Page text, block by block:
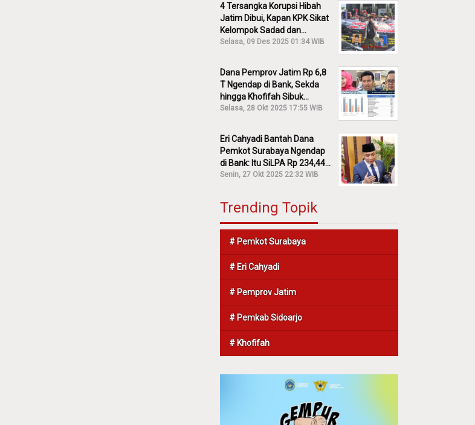
4 Tersangka Korupsi Hibah
Jatim Dibui, Kapan KPK Sikat
Kelompok Sadad dan
Iskandar?
Selasa, 09 Des 2025 01:34 WIB
Dana Pemprov Jatim Rp 6,8
T Ngendap di Bank, Sekda
hingga Khofifah Sibuk
Membantah!
Selasa, 28 Okt 2025 17:55 WIB
Eri Cahyadi Bantah Dana
Pemkot Surabaya Ngendap
di Bank: Itu SiLPA Rp 234,44
M!
Senin, 27 Okt 2025 22:32 WIB
Trending Topik
# Pemkot Surabaya
# Eri Cahyadi
# Pemprov Jatim
# Pemkab Sidoarjo
# Khofifah